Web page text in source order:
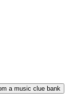
a music clue bank